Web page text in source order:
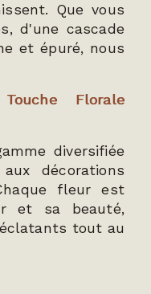
Que vous
d'une cascade
et épuré, nous
Florale
diversifiée
décorations
fleur est
et sa beauté,
tout au